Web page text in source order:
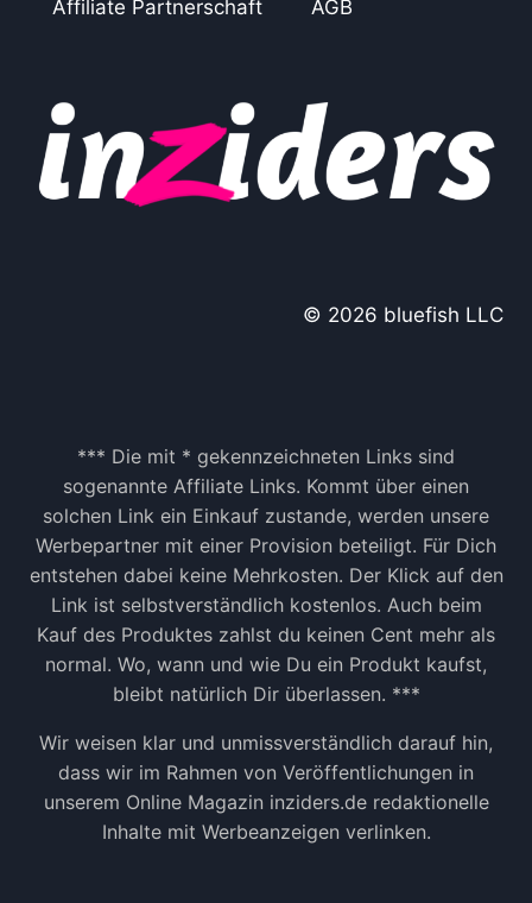
Affiliate Partnerschaft
AGB
© 2026 bluefish LLC
*** Die mit * gekennzeichneten Links sind
sogenannte Affiliate Links. Kommt über einen
solchen Link ein Einkauf zustande, werden unsere
Werbepartner mit einer Provision beteiligt. Für Dich
entstehen dabei keine Mehrkosten. Der Klick auf den
Link ist selbstverständlich kostenlos. Auch beim
Kauf des Produktes zahlst du keinen Cent mehr als
normal. Wo, wann und wie Du ein Produkt kaufst,
bleibt natürlich Dir überlassen. ***
Wir weisen klar und unmissverständlich darauf hin,
dass wir im Rahmen von Veröffentlichungen in
unserem Online Magazin inziders.de redaktionelle
Inhalte mit Werbeanzeigen verlinken.